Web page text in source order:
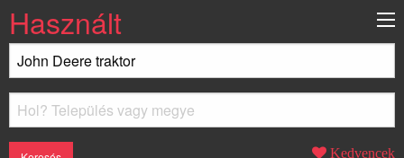
Használt
Kedvencek